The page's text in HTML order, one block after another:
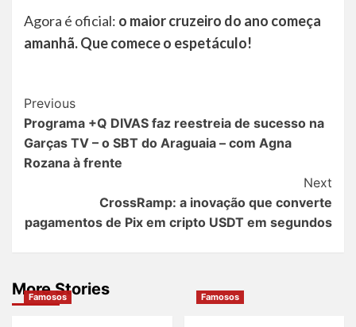
Agora é oficial: o maior cruzeiro do ano começa
amanhã. Que comece o espetáculo!
Post
Navigation
Previous
Programa +Q DIVAS faz reestreia de sucesso na
Garças TV – o SBT do Araguaia – com Agna
Rozana à frente
Next
CrossRamp: a inovação que converte
pagamentos de Pix em cripto USDT em segundos
More Stories
Famosos Famosos